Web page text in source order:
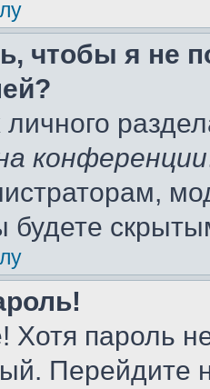
чтобы я не
личного
конференции
будете
Хотя пароль
Перейдите